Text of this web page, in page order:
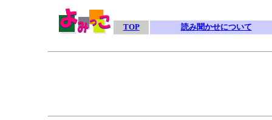
TOP 読み聞かせについて